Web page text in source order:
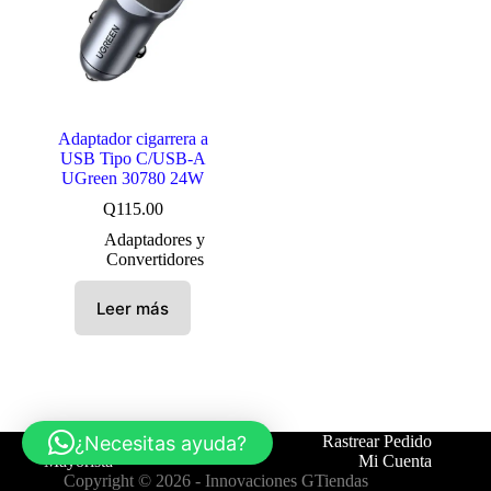
Adaptador cigarrera a
USB Tipo C/USB-A
UGreen 30780 24W
Q115.00
Adaptadores y
Convertidores
Leer más
Tienda Contáctanos
Rastrear Pedido
Mayorista
Mi Cuenta
Copyright © 2026 - Innovaciones GTiendas
¿Necesitas ayuda?